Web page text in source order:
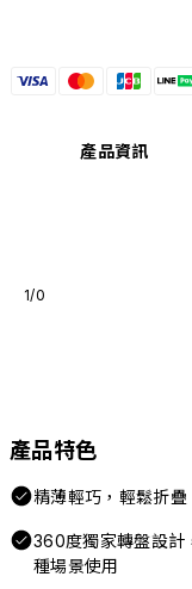
產品資訊
1/0
產品特色
精薄輕巧，輕鬆折疊
360度獨家轉盤設計
種場景使用